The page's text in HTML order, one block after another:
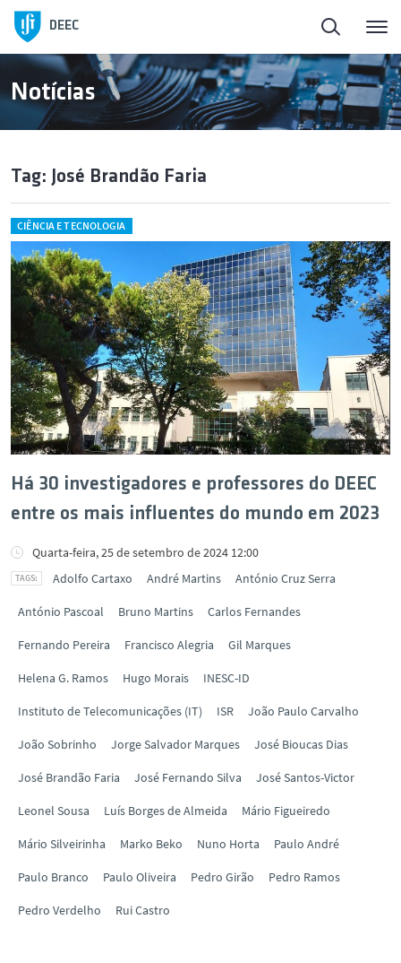
DEEC
Notícias
Tag: José Brandão Faria
CIÊNCIA E TECNOLOGIA
Há 30 investigadores e professores do DEEC
entre os mais influentes do mundo em 2023
Quarta-feira, 25 de setembro de 2024 12:00
Adolfo Cartaxo
André Martins António Cruz Serra
António Pascoal Bruno Martins Carlos Fernandes
Fernando Pereira Francisco Alegria Gil Marques
Helena G. Ramos Hugo Morais INESC-ID
Instituto de Telecomunicações (IT) ISR João Paulo Carvalho
João Sobrinho Jorge Salvador Marques José Bioucas Dias
José Brandão Faria José Fernando Silva José Santos-Victor
Leonel Sousa Luís Borges de Almeida Mário Figueiredo
Mário Silveirinha Marko Beko Nuno Horta Paulo André
Paulo Branco Paulo Oliveira Pedro Girão Pedro Ramos
Pedro Verdelho Rui Castro